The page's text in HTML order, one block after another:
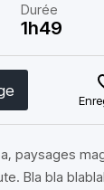
Durée
1h49
paysages
Bla bla